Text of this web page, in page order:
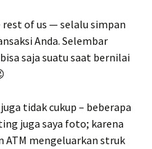
rest of us — selalu simpan
Anda. Selembar
saja suatu saat bernilai
tidak cukup – beberapa
juga saya foto; karena
ATM mengeluarkan struk